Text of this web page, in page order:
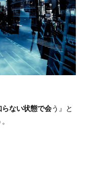
ない状態で会う』と